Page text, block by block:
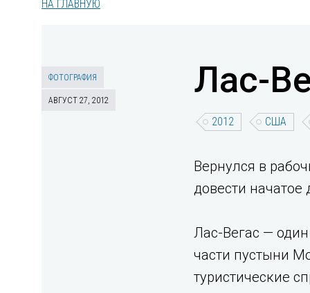
НА ГЛАВНУЮ
ФОТОГРАФИЯ
АВГУСТ 27, 2012 Лас-
2012 США
Вернулся в
довести
Лас-Вегас —
части пустыни
туристические